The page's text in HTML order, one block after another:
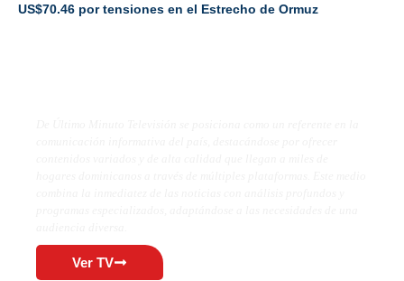
US$70.46 por tensiones en el Estrecho de Ormuz
Ver TV